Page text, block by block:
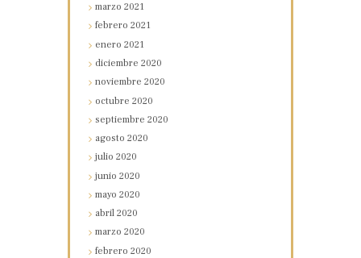
marzo2021
febrero2021
enero2021
diciembre2020
noviembre2020
octubre2020
septiembre2020
agosto2020
julio2020
junio2020
mayo2020
abril2020
marzo2020
febrero2020